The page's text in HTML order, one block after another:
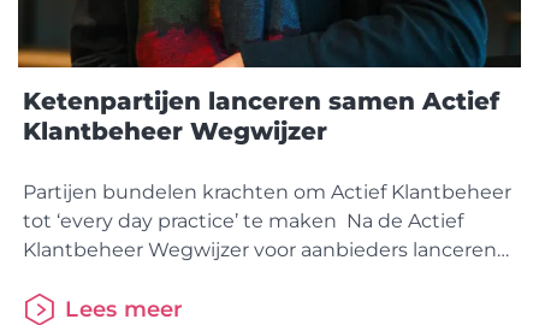
Ketenpartijen lanceren samen Actief
Klantbeheer Wegwijzer
Partijen bundelen krachten om Actief Klantbeheer
tot ‘every day practice’ te maken Na de Actief
Klantbeheer Wegwijzer voor aanbieders lanceren
adviseurs. Verschillende partijen uit de financiële
Lees meer